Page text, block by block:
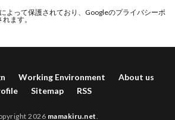
よって保護されており、Googleのプライバシーポ
ます。
Working Environment
About us
Sitemap RSS
2026 mamakiru.net